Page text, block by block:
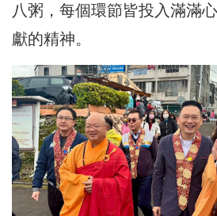
八粥，每個環節皆投入滿滿
獻的精神。